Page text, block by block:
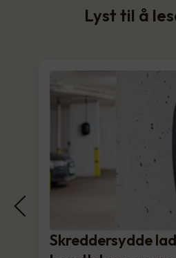
Lyst til å
Skreddersydde